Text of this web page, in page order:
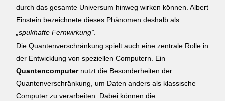
durch das gesamte Universum hinweg wirken können. Albert
Einstein bezeichnete dieses Phänomen deshalb als
„spukhafte Fernwirkung”.
Die Quantenverschränkung spielt auch eine zentrale Rolle in
der Entwicklung von speziellen Computern. Ein
Quantencomputer nutzt die Besonderheiten der
Quantenverschränkung, um Daten anders als klassische
Computer zu verarbeiten. Dabei können die